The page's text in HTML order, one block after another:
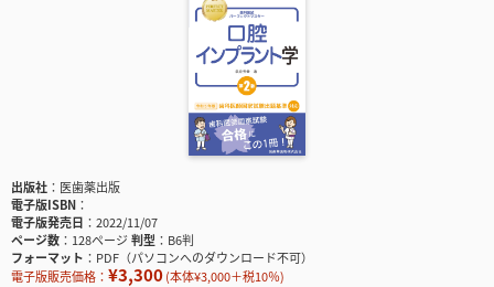
出版社
医歯薬出版
電子版ISBN
電子版発売日
2022/11/07
ページ数
128ページ判型
B6判
フォーマット
PDF（パソコンへのダウンロード不可）
電子版販売価格： ¥3,300(本体¥3,000＋税10％)